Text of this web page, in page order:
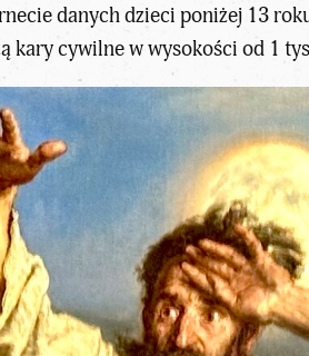
danych dzieci poniżej 13
kary cywilne w wysokości od 1